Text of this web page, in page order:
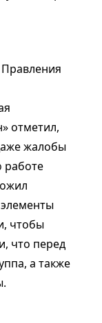
отметил,
жалобы
работе
чтобы
что перед
а также